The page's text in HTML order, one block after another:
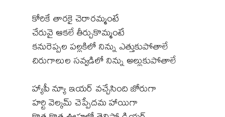
కోరికే తారకై చెరారమ్మంటే
చేరువై ఆకలే తీర్చుకొమ్మంటే
కనురెప్పల పల్లకిలో నిన్ను ఎత్తుకుపోతాలే
చిరుగాలుల సవ్వడిలో నిన్ను అల్లుకుపోతాలే
హ్యాపీ న్యూ ఇయర్ వచ్చేసింది జోరుగా
హర్టి వెల్కమ్ చెప్పేదమ హాయిగా